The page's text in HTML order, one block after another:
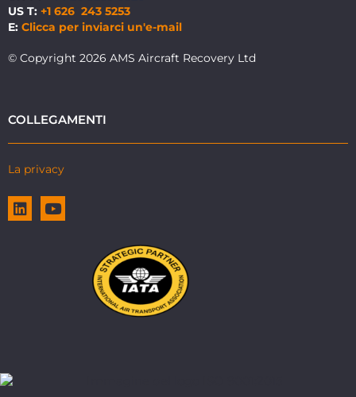
US T: +1 626 243 5253
E: Clicca per inviarci un'e-mail
© Copyright 2026 AMS Aircraft Recovery Ltd
COLLEGAMENTI
La privacy